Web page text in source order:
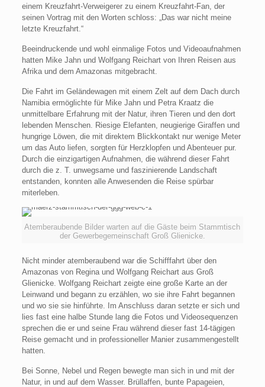
einem Kreuzfahrt-Verweigerer zu einem Kreuzfahrt-Fan, der
seinen Vortrag mit den Worten schloss: „Das war nicht meine
letzte Kreuzfahrt.“
Beeindruckende und wohl einmalige Fotos und Videoaufnahmen
hatten Mike Jahn und Wolfgang Reichart von Ihren Reisen aus
Afrika und dem Amazonas mitgebracht.
Die Fahrt im Geländewagen mit einem Zelt auf dem Dach durch
Namibia ermöglichte für Mike Jahn und Petra Kraatz die
unmittelbare Erfahrung mit der Natur, ihren Tieren und den dort
lebenden Menschen. Riesige Elefanten, neugierige Giraffen und
hungrige Löwen, die mit direktem Blickkontakt nur wenige Meter
um das Auto liefen, sorgten für Herzklopfen und Abenteuer pur.
Durch die einzigartigen Aufnahmen, die während dieser Fahrt
durch die z. T. unwegsame und faszinierende Landschaft
entstanden, konnten alle Anwesenden die Reise spürbar
miterleben.
Atemberaubende Bilder warten auf die Gäste beim Stammtisch
der Gewerbegemeinschaft Groß Glienicke.
Nicht minder atemberaubend war die Schifffahrt über den
Amazonas von Regina und Wolfgang Reichart aus Groß
Glienicke. Wolfgang Reichart zeigte eine große Karte an der
Leinwand und begann zu erzählen, wo sie ihre Fahrt begannen
und wo sie sie hinführte. Im Anschluss daran setzte er sich und
lies fast eine halbe Stunde lang die Fotos und Videosequenzen
sprechen die er und seine Frau während dieser fast 14-tägigen
Reise gemacht und in professioneller Manier zusammengestellt
hatten.
Bei Sonne, Nebel und Regen bewegte man sich in und mit der
Natur, in und auf dem Wasser. Brüllaffen, bunte Papageien,